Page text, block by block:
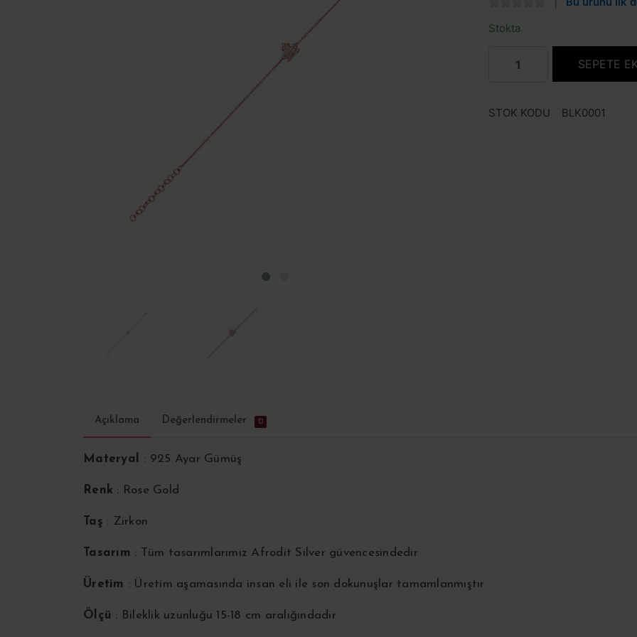
Stokta
SEPETE
STOK KODU BLK0001
Açıklama Değerlendirmeler 0
Materyal : 925 Ayar Gümüş
Renk : Rose Gold
Taş : Zirkon
Tasarım : Tüm tasarımlarımız Afrodit Silver güvencesindedir
Üretim : Üretim aşamasında insan eli ile son dokunuşlar tamamlanmıştır
Ölçü : Bileklik uzunluğu 15-18 cm aralığındadır